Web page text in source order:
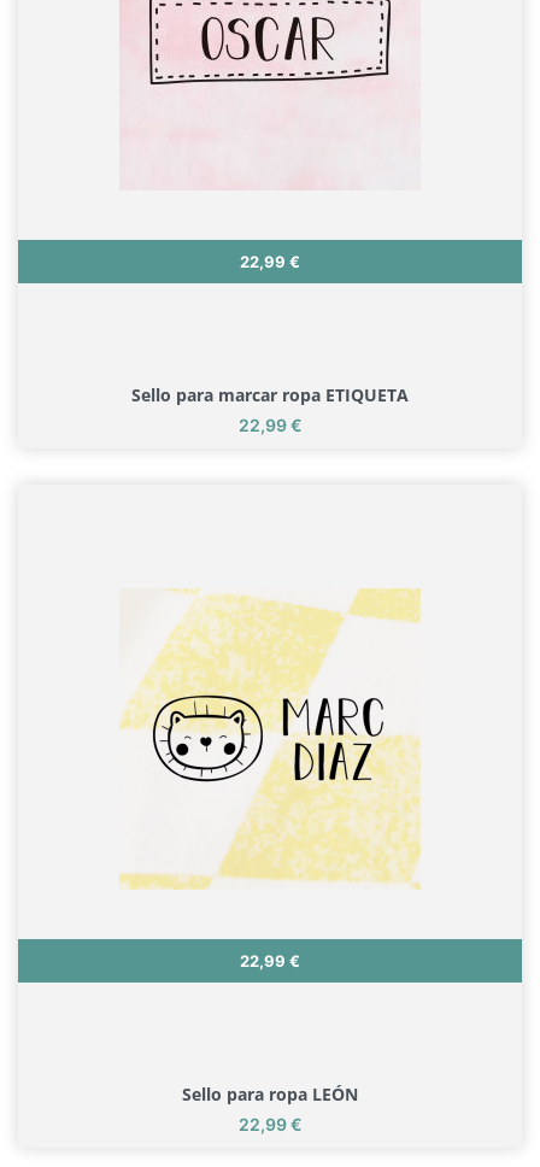
Precio
22,99 €
Sello para marcar ropa ETIQUETA
Precio
22,99 €
Precio
22,99 €
Sello para ropa LEÓN
Precio
22,99 €